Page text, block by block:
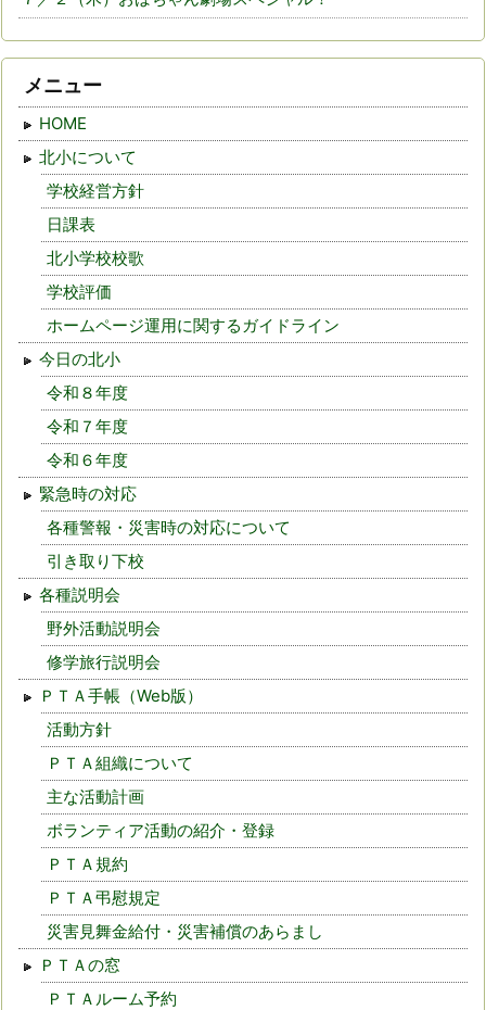
メニュー
HOME
北小について
学校経営方針
日課表
北小学校校歌
学校評価
ホームページ運用に関するガイドライン
今日の北小
令和８年度
令和７年度
令和６年度
緊急時の対応
各種警報・災害時の対応について
引き取り下校
各種説明会
野外活動説明会
修学旅行説明会
ＰＴＡ手帳（Web版）
活動方針
ＰＴＡ組織について
主な活動計画
ボランティア活動の紹介・登録
ＰＴＡ規約
ＰＴＡ弔慰規定
災害見舞金給付・災害補償のあらまし
ＰＴＡの窓
ＰＴＡルーム予約